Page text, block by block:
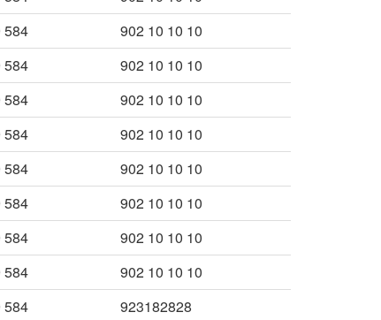
584
902 10 10 10
584
902 10 10 10
584
902 10 10 10
584
902 10 10 10
584
902 10 10 10
584
902 10 10 10
584
902 10 10 10
584
902 10 10 10
584 923182828